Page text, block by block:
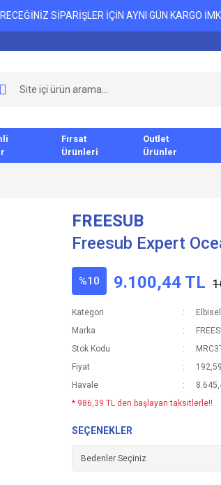
SİPARİŞLER İÇİN AYNI GÜN KARGO
Fırsat
Ürünleri
Outlet
Ürünler
FREESUB
Freesub Expert
%10 9.100,44 TL
Kategori
Marka
Stok Kodu
Fiyat
Havale
* 986,39 TL den başlayan taksitlerle!!
SEÇENEKLER